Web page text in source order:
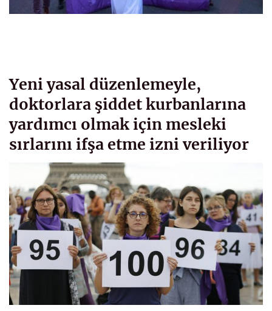
Yeni yasal düzenlemeyle,
doktorlara şiddet kurbanlarına
yardımcı olmak için mesleki
sırlarını ifşa etme izni veriliyor